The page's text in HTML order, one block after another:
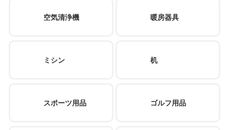
空気清浄機 暖房器具
ミシン 机
スポーツ用品 ゴルフ用品